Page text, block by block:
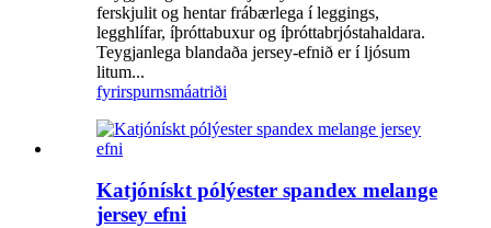
ferskjulit og hentar frábærlega í leggings,
legghlífar, íþróttabuxur og íþróttabrjóstahaldara.
Teygjanlega blandaða jersey-efnið er í ljósum
litum...
fyrirspurnsmáatriði
Katjónískt pólýester spandex melange
jersey efni